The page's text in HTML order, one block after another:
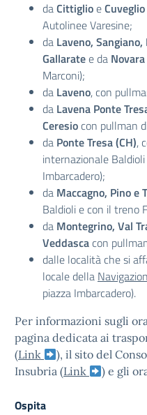
daCittiglioeCuveglio
Autolinee Varesine;
da Laveno,
Gallaratee da Novara
Marconi);
da Laveno, con
da Lavena Ponte
Ceresio con pullman
da Ponte Tresa (CH),
internazionale
Imbarcadero);
da Maccagno, Pino e
Baldioli e con il treno
da Montegrino, Val
Veddasca con
dalle località che si
locale della
piazza Imbarcadero).
Per informazioni sugli
pagina dedicata ai
(Link
), il sito del
Insubria (Link ) e gli
Ospita